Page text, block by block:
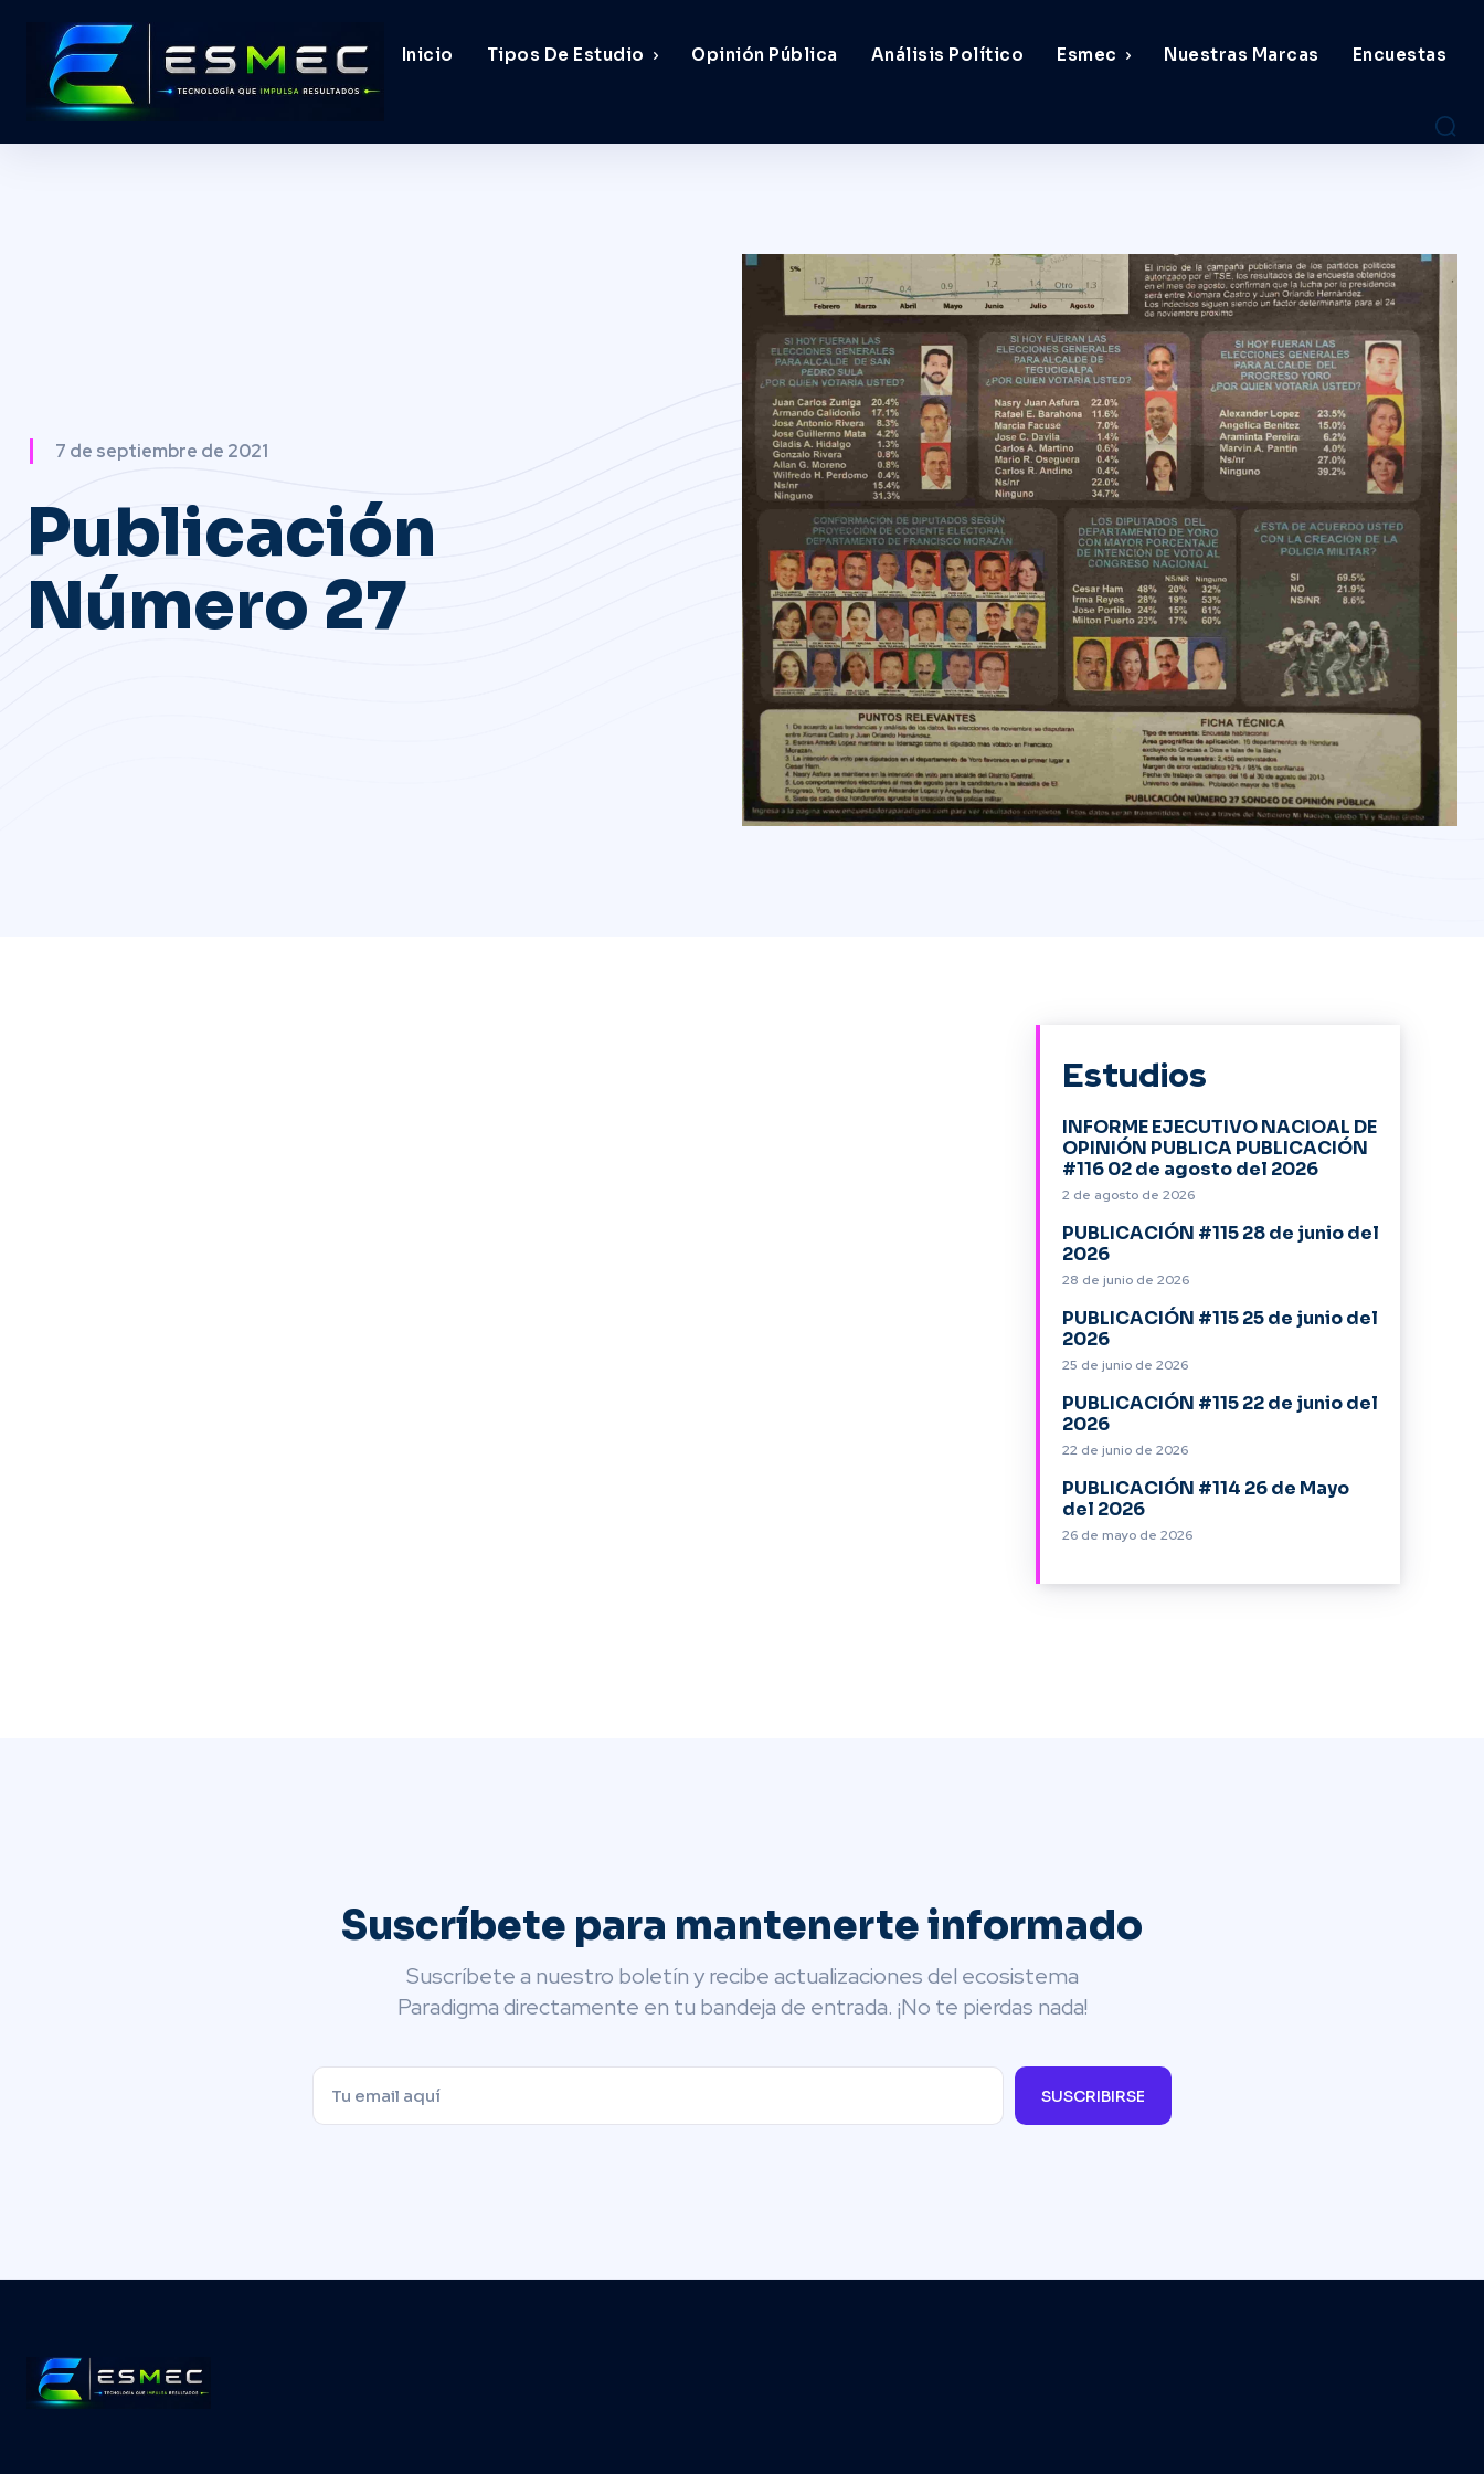
Inicio Tipos De Estudio Opinión Pública Análisis Político Esmec Nuestras Marcas Encuestas
7 de septiembre de 2021
Publicación
Número 27
Estudios
INFORME EJECUTIVO NACIOAL DE
OPINIÓN PUBLICA PUBLICACIÓN
#116 02 de agosto del 2026
2 de agosto de 2026
PUBLICACIÓN #115 28 de junio del
2026
28 de junio de 2026
PUBLICACIÓN #115 25 de junio del
2026
25 de junio de 2026
PUBLICACIÓN #115 22 de junio del
2026
22 de junio de 2026
PUBLICACIÓN #114 26 de Mayo
del 2026
26 de mayo de 2026
Suscríbete para mantenerte informado
Suscríbete a nuestro boletín y recibe actualizaciones del ecosistema
Paradigma directamente en tu bandeja de entrada. ¡No te pierdas nada!
SUSCRIBIRSE